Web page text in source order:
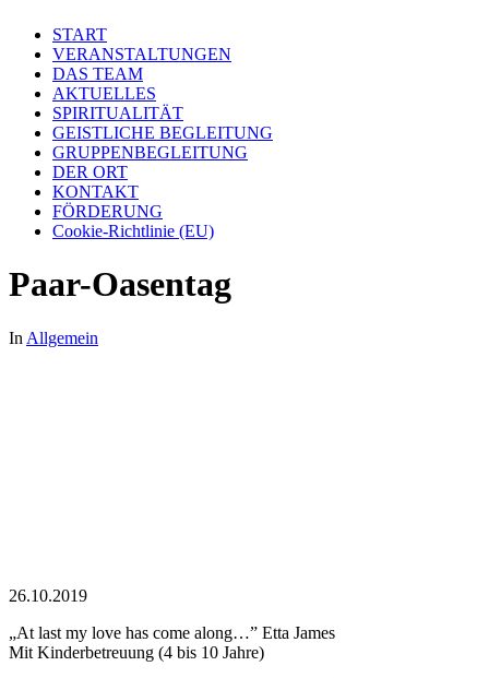
START
VERANSTALTUNGEN
DAS TEAM
AKTUELLES
SPIRITUALITÄT
GEISTLICHE BEGLEITUNG
GRUPPENBEGLEITUNG
DER ORT
KONTAKT
FÖRDERUNG
Cookie-Richtlinie (EU)
Paar-Oasentag
In Allgemein
26.10.2019
„At last my love has come along…” Etta James
Mit Kinderbetreuung (4 bis 10 Jahre)